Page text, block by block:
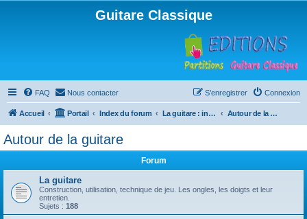
Guitare Classique
FAQ Nous contacter Connexion
S’enregistrer
Accueil Portail Index du forum La guitare : instrument, cours et théorie Autour de la guitare
Autour de la guitare
Forum
La guitare
Construction, utilisation, technique de jeu. Les ongles, les doigts et leur
entretien.
Sujets : 188